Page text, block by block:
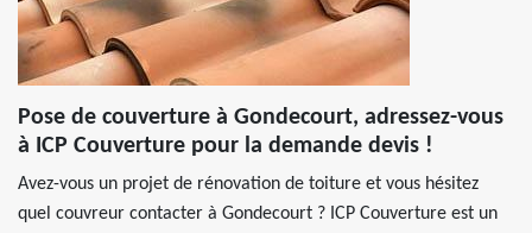
Pose de couverture à Gondecourt, adressez-vous
à ICP Couverture pour la demande devis !
Avez-vous un projet de rénovation de toiture et vous hésitez
quel couvreur contacter à Gondecourt ? ICP Couverture est un